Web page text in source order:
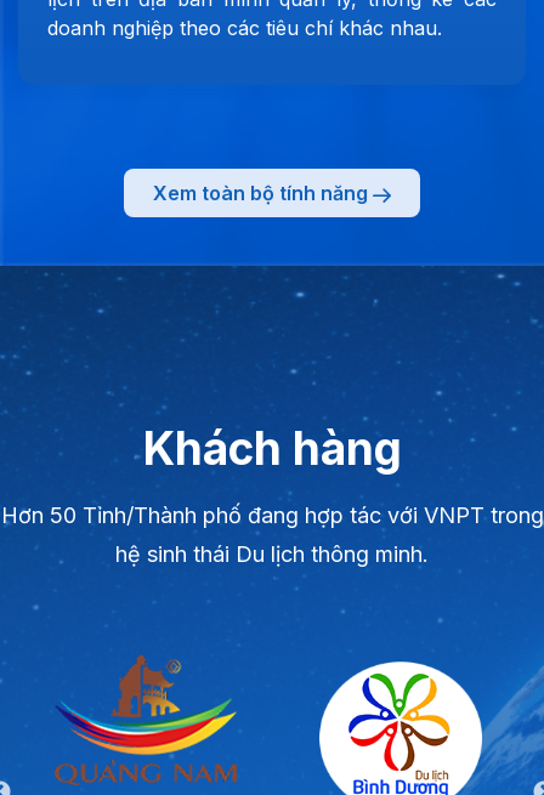
doanh nghiệp theo các tiêu chí khác nhau.
Xem toàn bộ tính năng
Khách hàng
Hơn 50 Tỉnh/Thành phố đang hợp tác với VNPT trong
hệ sinh thái Du lịch thông minh.